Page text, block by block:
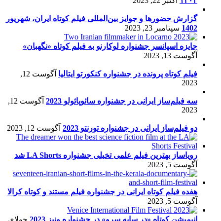
گزارش حضورها و جوایز بین‌المللی فیلم کوتاه ایران، شهریور
1402 سپتامبر 23, 2023
جایزه اسپانسر جشنواره لوکارنو به فیلم کوتاه «نگهبان»
آگوست 13, 2023
فیلم کوتاه پرونده در جشنواره کنکورتو ایتالیا
آگوست 12,
2023
سه فیلم‌ساز ایرانی در جشنواره سائوپائولو 2023
آگوست 12,
2023
دو فیلم‌ساز ایرانی در جشنواره تورنتو 2023 آگوست 12, 2023
رویاساز بهترین فیلم علمی تخیلی جشنواره LA Shorts شد
آگوست 5, 2023
هفده فیلم کوتاه ایرانی در جشنواره فیلم مستند و کوتاه کرالا
آگوست 5, 2023